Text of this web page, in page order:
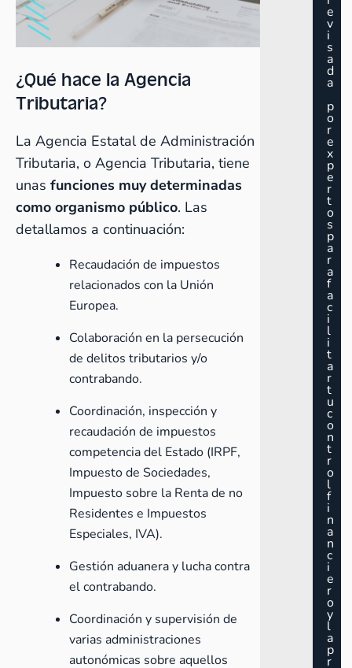
¿Qué hace la Agencia
Tributaria?
La Agencia Estatal de Administración
Tributaria, o Agencia Tributaria, tiene
unas funciones muy determinadas
como organismo público. Las
detallamos a continuación:
Recaudación de impuestos
relacionados con la Unión
Europea.
Colaboración en la persecución
de delitos tributarios y/o
contrabando.
Coordinación, inspección y
recaudación de impuestos
competencia del Estado (IRPF,
Impuesto de Sociedades,
Impuesto sobre la Renta de no
Residentes e Impuestos
Especiales, IVA).
Gestión aduanera y lucha contra
el contrabando.
Coordinación y supervisión de
varias administraciones
autonómicas sobre aquellos
e
v
i
s
a
d
a
p
o
r
e
x
p
e
r
t
o
s
p
a
r
a
f
a
c
i
l
i
t
a
r
t
u
c
o
n
t
r
o
l
f
i
n
a
n
c
i
e
r
o
y
l
a
p
r